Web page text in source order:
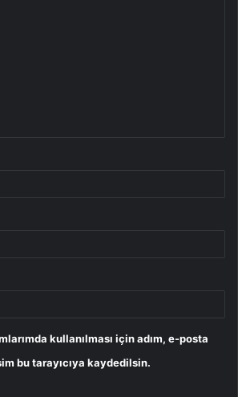
kullanılması için adım, e-posta
bu tarayıcıya kaydedilsin.